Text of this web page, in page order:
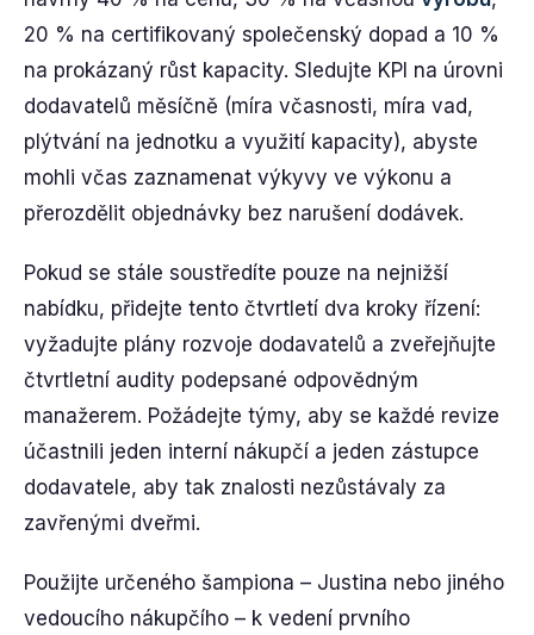
20 % na certifikovaný společenský dopad a 10 %
na prokázaný růst kapacity. Sledujte KPI na úrovni
dodavatelů měsíčně (míra včasnosti, míra vad,
plýtvání na jednotku a využití kapacity), abyste
mohli včas zaznamenat výkyvy ve výkonu a
přerozdělit objednávky bez narušení dodávek.
Pokud se stále soustředíte pouze na nejnižší
nabídku, přidejte tento čtvrtletí dva kroky řízení:
vyžadujte plány rozvoje dodavatelů a zveřejňujte
čtvrtletní audity podepsané odpovědným
manažerem. Požádejte týmy, aby se každé revize
účastnili jeden interní nákupčí a jeden zástupce
dodavatele, aby tak znalosti nezůstávaly za
zavřenými dveřmi.
Použijte určeného šampiona – Justina nebo jiného
vedoucího nákupčího – k vedení prvního